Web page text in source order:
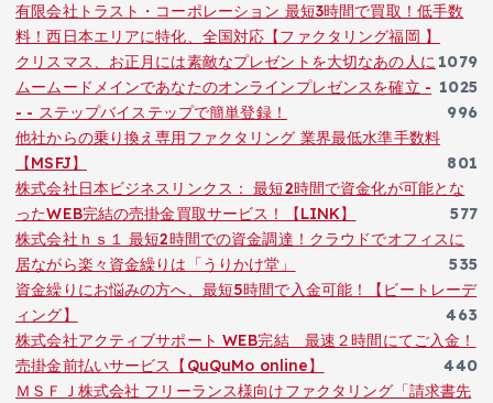
有限会社トラスト・コーポレーション 最短3時間で買取！低手数
料！西日本エリアに特化、全国対応【ファクタリング福岡 】
1079
クリスマス、お正月には素敵なプレゼントを大切なあの人に
1025
ムームードメインであなたのオンラインプレゼンスを確立 -
- - ステップバイステップで簡単登録！
996
他社からの乗り換え専用ファクタリング 業界最低水準手数料
【MSFJ】
801
株式会社日本ビジネスリンクス： 最短2時間で資金化が可能とな
ったWEB完結の売掛金買取サービス！【LINK】
577
株式会社ｈｓ１ 最短2時間での資金調達！クラウドでオフィスに
居ながら楽々資金繰りは「うりかけ堂」
535
資金繰りにお悩みの方へ、最短5時間で入金可能！【ビートレーデ
ィング】
463
株式会社アクティブサポート WEB完結 最速２時間にてご入金！
売掛金前払いサービス【QuQuMo online】
440
ＭＳＦＪ株式会社 フリーランス様向けファクタリング「請求書先